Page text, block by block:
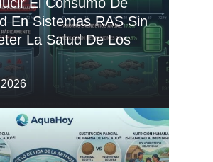
En Sistemas RAS Sin
La Salud De Los